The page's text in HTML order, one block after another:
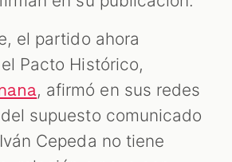
el partido ahora
Pacto Histórico,
, afirmó en sus redes
supuesto comunicado
Cepeda no tiene